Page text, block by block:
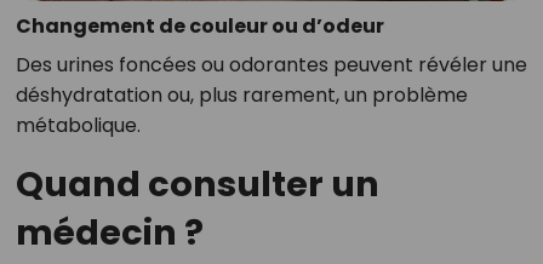
Changement de couleur ou d’odeur
Des urines foncées ou odorantes peuvent révéler une
déshydratation ou, plus rarement, un problème
métabolique.
Quand consulter un
médecin ?